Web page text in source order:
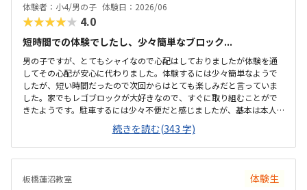
体験者：小4/男の子 体験日：2026/06
★★★★★ 4.0
短時間での体験でしたし、少々簡単なブロック...
男の子ですが、とてもシャイなので心配はしておりましたが体験を通
してその心配が安心に代わりました。体験するには少々簡単なようで
したが、短い時間だったので次回からはとても楽しみだと言っていま
した。家でもレゴブロックが大好きなので、すぐに取り組むことがで
きたようです。駐車するには少々不便だと感じましたが、基本は本人
の送迎だけになるので問題ないと感じましたし、駅ちかでなくても車
なので問題ないです落ち着いた雰囲気でしたが、作業スペースが子供
の人数には狭いのではないかと思いました。せめて1か月3回 もしく
は90分ではなく120分だといいかなと、プログラミング教室は週1回の
ので、これから良い点が増えてくるのではないかと思います。
続きを読む(343 字)
板橋蓮沼教室 体験生